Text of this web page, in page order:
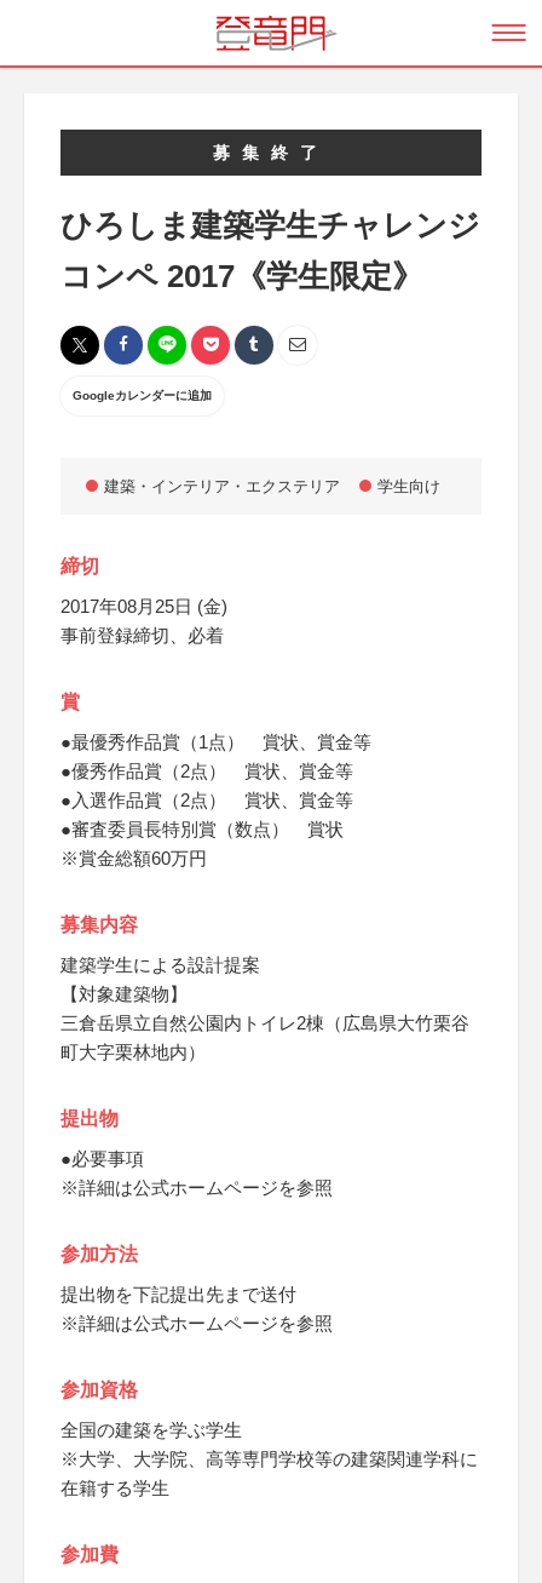
募集終了
ひろしま建築学生チャレンジ
コンペ 2017《学生限定》
Googleカレンダーに追加
建築・インテリア・エクステリア 学生向け
締切
2017年08月25日 (金)
事前登録締切、必着
賞
●最優秀作品賞（1点） 賞状、賞金等
●優秀作品賞（2点） 賞状、賞金等
●入選作品賞（2点） 賞状、賞金等
●審査委員長特別賞（数点） 賞状
※賞金総額60万円
募集内容
建築学生による設計提案
【対象建築物】
三倉岳県立自然公園内トイレ2棟（広島県大竹栗谷
町大字栗林地内）
提出物
●必要事項
※詳細は公式ホームページを参照
参加方法
提出物を下記提出先まで送付
※詳細は公式ホームページを参照
参加資格
全国の建築を学ぶ学生
※大学、大学院、高等専門学校等の建築関連学科に
在籍する学生
参加費